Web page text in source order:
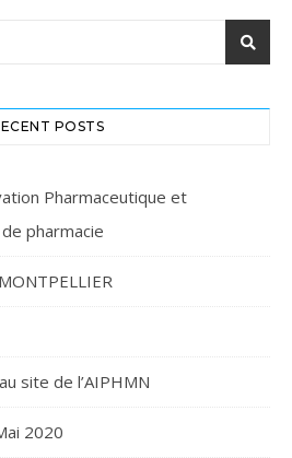
POSTS
Pharmaceutique et
pharmacie
site de l’AIPHMN
2020